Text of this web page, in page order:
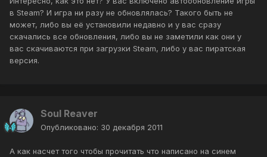
в Steam? И игра ни разу не обновлялась? Такого быть не
может, либо вы её установили недавно и у вас сразу
скачались все обновления, либо вы не заметили как они у
вас скачиваются при загрузки Steam, либо у вас пиратская
версия.
Soul Reaver
Опубликовано: 30 декабря 2011
А как насчет того чтобы прочитать что написано на синем